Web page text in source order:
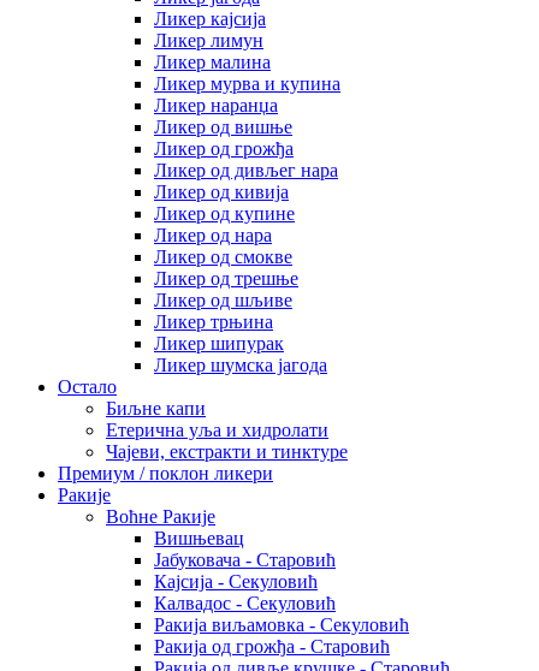
Ликер кајсија
Ликер лимун
Ликер малина
Ликер мурва и купина
Ликер наранџа
Ликер од вишње
Ликер од грожђа
Ликер од дивљег нара
Ликер од кивија
Ликер од купине
Ликер од нара
Ликер од смокве
Ликер од трешње
Ликер од шљиве
Ликер трњина
Ликер шипурак
Ликер шумска јагода
Остало
Биљне капи
Етерична уља и хидролати
Чајеви, екстракти и тинктуре
Премиум / поклон ликери
Ракије
Воћне Ракије
Вишњевац
Јабуковача - Старовић
Кајсија - Секуловић
Калвадос - Секуловић
Ракија виљамовка - Секуловић
Ракија од грожђа - Старовић